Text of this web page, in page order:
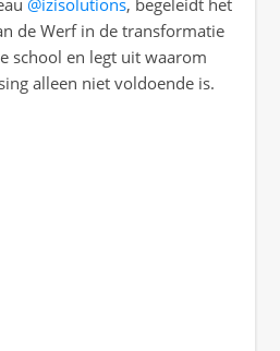
de Werf in de transformatie
school en legt uit waarom
alleen niet voldoende is.